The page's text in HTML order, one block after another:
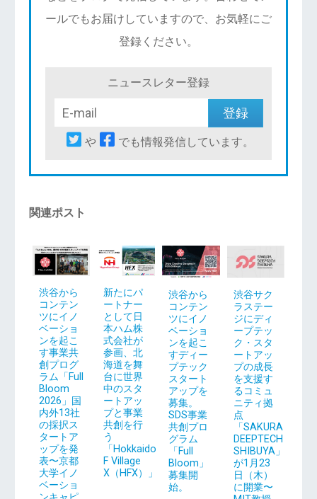
ールでもお届けしていますので、お気軽にご
登録ください。
ニュースレター登録
や でも情報発信しています。
関連ポスト
渋谷から
コンテン
ツにイノ
ベーショ
ンを起こ
す事業共
創プログ
ラム「Full
Bloom
2026」国
内外13社
の採択ス
タートア
ップを発
表〜京都
大学イノ
ベーショ
新たにパ
ートナー
として日
本ハム株
式会社が
参画、北
海道を舞
台に世界
中のスタ
ートアッ
プと事業
共創を行
う
「Hokkaido
F Village
X（HFX）」
渋谷から
コンテン
ツにイノ
ベーショ
ンを起こ
すディー
プテック
スタート
アップを
募集。
SDS事業
共創プロ
グラム
「Full
Bloom」
募集開
始。
渋谷サク
ラステー
ジにディ
ープテッ
ク・スタ
ートアッ
プの成長
を支援す
るコミュ
ニティ拠
点
「SAKURA
DEEPTECH
SHIBUYA」
が1月23
日（木）
に開業〜